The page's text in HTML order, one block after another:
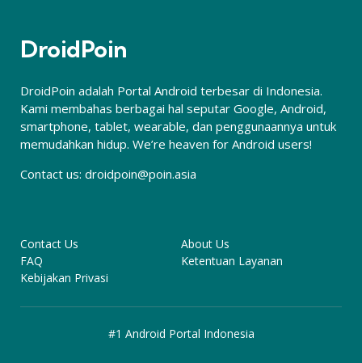
DroidPoin
DroidPoin adalah Portal Android terbesar di Indonesia.
Kami membahas berbagai hal seputar Google, Android,
smartphone, tablet, wearable, dan penggunaannya untuk
memudahkan hidup. We’re heaven for Android users!
Contact us: droidpoin@poin.asia
Contact Us
About Us
FAQ
Ketentuan Layanan
Kebijakan Privasi
#1 Android Portal Indonesia